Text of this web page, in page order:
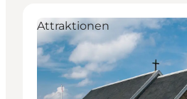
Attraktionen